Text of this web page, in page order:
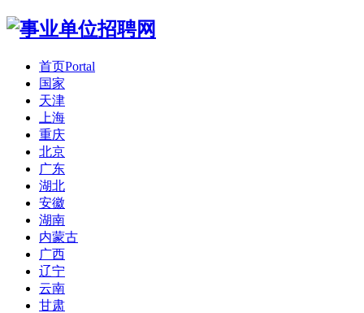
首页Portal
国家
天津
上海
重庆
北京
广东
湖北
安徽
湖南
内蒙古
广西
辽宁
云南
甘肃